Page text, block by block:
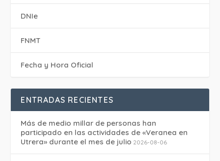
DNIe
FNMT
Fecha y Hora Oficial
ENTRADAS RECIENTES
Más de medio millar de personas han
participado en las actividades de «Veranea en
Utrera» durante el mes de julio 2026-08-06